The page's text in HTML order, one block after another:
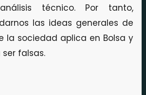
técnico. Por tanto,
las ideas generales de
la sociedad aplica en Bolsa y
falsas.